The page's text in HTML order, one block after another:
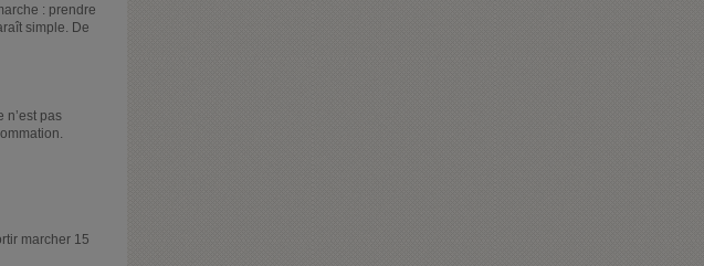
: prendre
simple. De
n’est pas
marcher 15